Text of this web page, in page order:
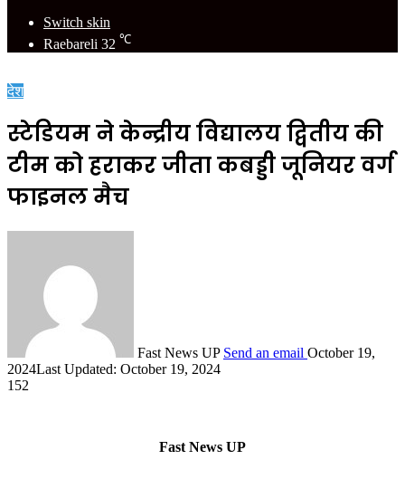
Switch skin
Raebareli 32 ℃
देश
स्टेडियम ने केन्द्रीय विद्यालय द्वितीय की
टीम को हराकर जीता कबड्डी जूनियर वर्ग
फाइनल मैच
Fast News UP Send an email October 19,
2024Last Updated: October 19, 2024
152
Fast News UP